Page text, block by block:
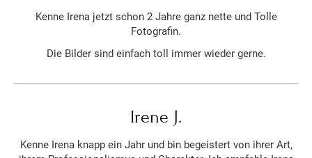
Kenne Irena jetzt schon 2 Jahre ganz nette und Tolle
Fotografin.
Die Bilder sind einfach toll immer wieder gerne.
Irene J.
Kenne Irena knapp ein Jahr und bin begeistert von ihrer Art,